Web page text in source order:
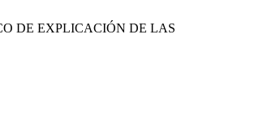
DE EXPLICACIÓN DE LAS